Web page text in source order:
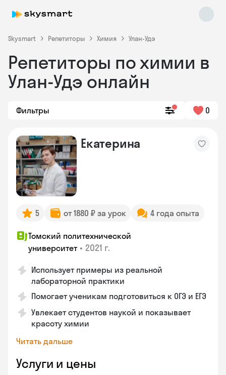
Skysmart Репетиторы Химия Улан-Удэ
Репетиторы по химии в
Улан-Удэ онлайн
Фильтры 0
Екатерина
5 от 1880 ₽ за урок 4 года опыта
Томский политехнической
университет • 2021 г.
Использует примеры из реальной
лабораторной практики
Помогает ученикам подготовиться к ОГЭ и ЕГЭ
Увлекает студентов наукой и показывает
красоту химии
Читать дальше
Услуги и цены
online